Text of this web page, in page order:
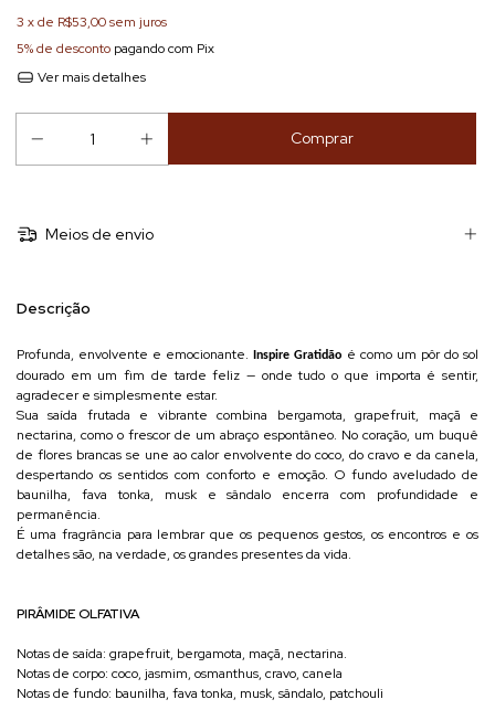
3 x de R$53,00sem juros
5% de desconto pagando com Pix
Ver mais detalhes
Meios de envio
Descrição
Profunda, envolvente e emocionante. Inspire Gratidão é como um pôr do sol
dourado em um fim de tarde feliz — onde tudo o que importa é sentir,
agradecer e simplesmente estar.
Sua saída frutada e vibrante combina bergamota, grapefruit, maçã e
nectarina, como o frescor de um abraço espontâneo. No coração, um buquê
de flores brancas se une ao calor envolvente do coco, do cravo e da canela,
despertando os sentidos com conforto e emoção. O fundo aveludado de
baunilha, fava tonka, musk e sândalo encerra com profundidade e
permanência.
É uma fragrância para lembrar que os pequenos gestos, os encontros e os
detalhes são, na verdade, os grandes presentes da vida.
PIRÂMIDE OLFATIVA
Notas de saída: grapefruit, bergamota, maçã, nectarina.
Notas de corpo: coco, jasmim, osmanthus, cravo, canela
Notas de fundo: baunilha, fava tonka, musk, sândalo, patchouli